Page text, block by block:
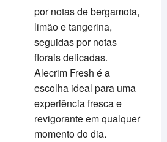
por notas de bergamota,
limão e tangerina,
seguidas por notas
florais delicadas.
Alecrim Fresh é a
escolha ideal para uma
experiência fresca e
revigorante em qualquer
momento do dia.